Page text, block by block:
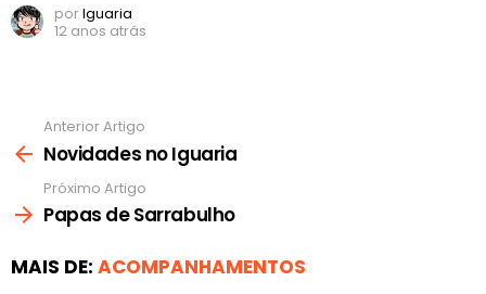
porIguaria
12 anos atrás
mais
Anterior Artigo
Novidades no Iguaria
Próximo Artigo
Papas de Sarrabulho
MAIS DE: ACOMPANHAMENTOS